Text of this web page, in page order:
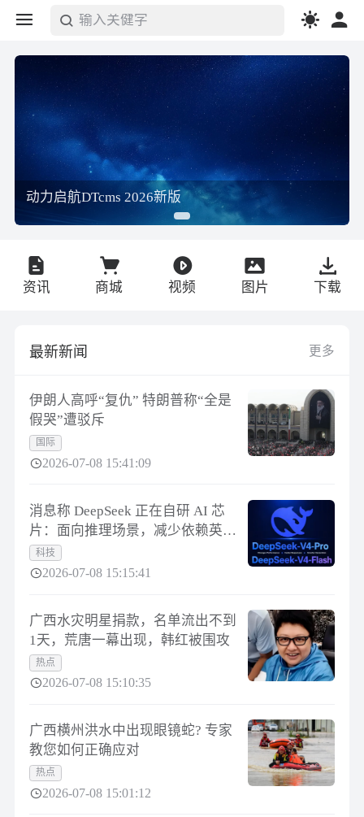
输入关健字 搜索
动力启航DTcms 2026新版
资讯 商城 视频 图片 下载
最新新闻 更多
伊朗人高呼“复仇” 特朗普称“全是
假哭”遭驳斥
国际
2026-07-08 15:41:09
消息称 DeepSeek 正在自研 AI 芯
片：面向推理场景，减少依赖英伟
达、华为
科技
2026-07-08 15:15:41
广西水灾明星捐款，名单流出不到
1天，荒唐一幕出现，韩红被围攻
热点
2026-07-08 15:10:35
广西横州洪水中出现眼镜蛇? 专家
教您如何正确应对
热点
2026-07-08 15:01:12